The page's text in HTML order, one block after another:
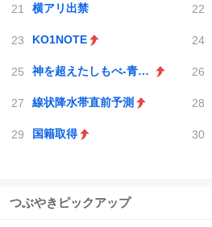
横アリ出禁
KO1NOTE
神を超えたしもべ-青眼の究極竜
線状降水帯直前予測
国籍取得
つぶやきピックアップ